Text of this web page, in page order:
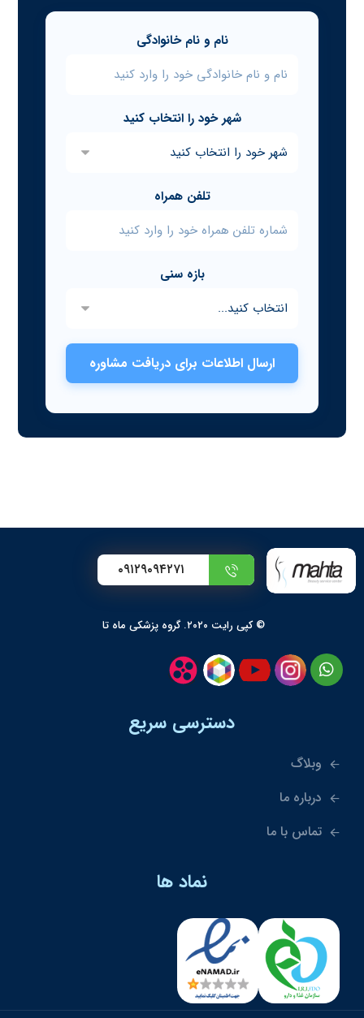
نام و نام خانوادگی
شهر خود را انتخاب کنید
تلفن همراه
بازه سنی
ارسال اطلاعات برای دریافت مشاوره
۰۹۱۲۹۰۹۴۲۷۱
© کپی رایت ۲۰۲۰. گروه پزشکی ماه تا
دسترسی سریع
وبلاگ
درباره ما
تماس با ما
نماد ها